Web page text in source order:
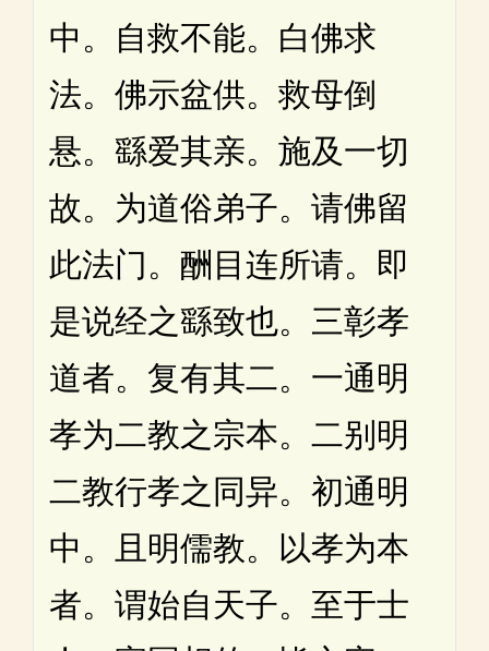
中。自救不能。白佛求
法。佛示盆供。救母倒
悬。繇爱其亲。施及一切
故。为道俗弟子。请佛留
此法门。酬目连所请。即
是说经之繇致也。三彰孝
道者。复有其二。一通明
孝为二教之宗本。二别明
二教行孝之同异。初通明
中。且明儒教。以孝为本
者。谓始自天子。至于士